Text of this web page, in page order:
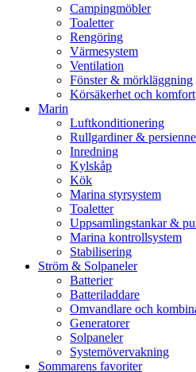
Campingmöbler
Toaletter
Rengöring
Värmesystem
Ventilation
Fönster & mörkläggning
Körsäkerhet och komfort
Marin
Luftkonditionering
Rullgardiner &
Inredning
Kylskåp
Kök
Marina styrsystem
Toaletter
Uppsamlingstankar &
Marina kontrollsystem
Stabilisering
Ström & Solpaneler
Batterier
Batteriladdare
Omvandlare och
Generatorer
Solpaneler
Systemövervakning
Sommarens favoriter